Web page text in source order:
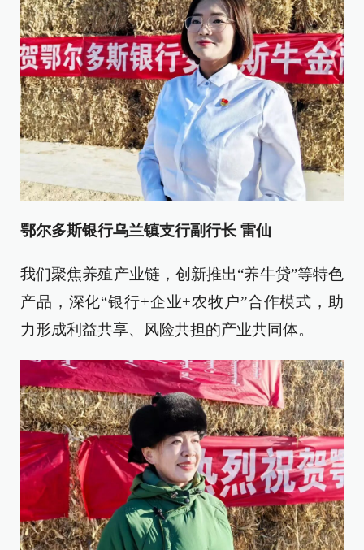
鄂尔多斯银行乌兰镇支行副行长 雷仙
我们聚焦养殖产业链，创新推出“养牛贷”等特色
产品，深化“银行+企业+农牧户”合作模式，助
力形成利益共享、风险共担的产业共同体。